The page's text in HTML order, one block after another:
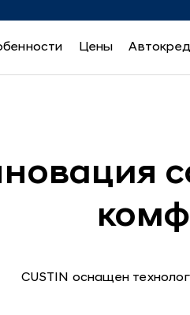
Цены
CUSTIN оснащен